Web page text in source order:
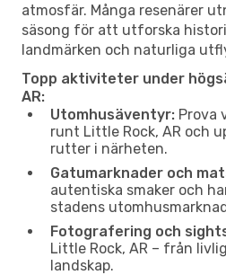
atmosfär. Många resenärer
säsong för att utforska
landmärken och naturliga
Topp aktiviteter under
AR:
Utomhusäventyr: Prova
runt Little Rock, AR och
rutter i närheten.
Gatumarknader och
autentiska smaker och
stadens
Fotografering och
Little Rock, AR – från
landskap.